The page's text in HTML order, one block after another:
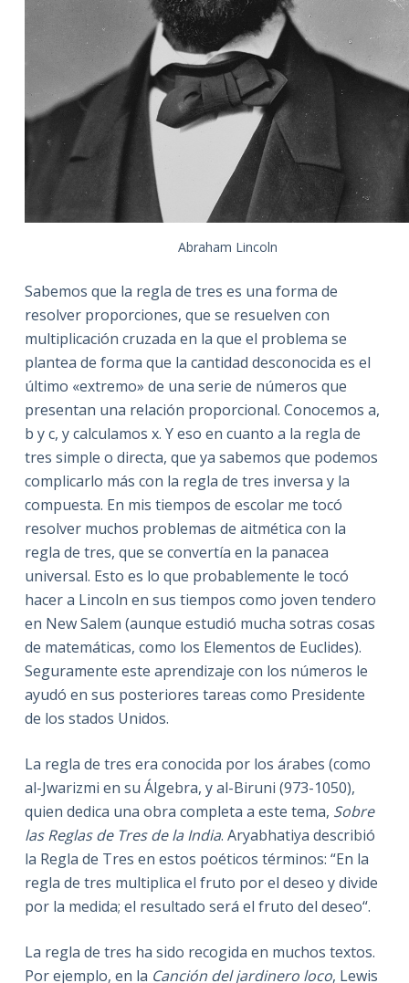
Abraham Lincoln
Sabemos que la regla de tres es una forma de
resolver proporciones, que se resuelven con
multiplicación cruzada en la que el problema se
plantea de forma que la cantidad desconocida es el
último «extremo» de una serie de números que
presentan una relación proporcional. Conocemos a,
b y c, y calculamos x. Y eso en cuanto a la regla de
tres simple o directa, que ya sabemos que podemos
complicarlo más con la regla de tres inversa y la
compuesta. En mis tiempos de escolar me tocó
resolver muchos problemas de aitmética con la
regla de tres, que se convertía en la panacea
universal. Esto es lo que probablemente le tocó
hacer a Lincoln en sus tiempos como joven tendero
en New Salem (aunque estudió mucha sotras cosas
de matemáticas, como los Elementos de Euclides).
Seguramente este aprendizaje con los números le
ayudó en sus posteriores tareas como Presidente
de los stados Unidos.
La regla de tres era conocida por los árabes (como
al-Jwarizmi en su Álgebra, y al-Biruni (973-1050),
quien dedica una obra completa a este tema, Sobre
las Reglas de Tres de la India. Aryabhatiya describió
la Regla de Tres en estos poéticos términos: “En la
regla de tres multiplica el fruto por el deseo y divide
por la medida; el resultado será el fruto del deseo“.
La regla de tres ha sido recogida en muchos textos.
Por ejemplo, en la Canción del jardinero loco, Lewis